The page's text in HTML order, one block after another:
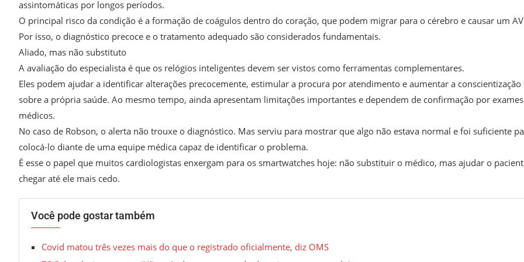
assintomáticas por longos períodos.
O principal risco da condição é a formação de coágulos dentro do coração, que podem migrar para o cérebro e causar um
Por isso, o diagnóstico precoce e o tratamento adequado são considerados fundamentais.
Aliado, mas não substituto
A avaliação do especialista é que os relógios inteligentes devem ser vistos como ferramentas complementares.
Eles podem ajudar a identificar alterações precocemente, estimular a procura por atendimento e aumentar a conscientização
sobre a própria saúde. Ao mesmo tempo, ainda apresentam limitações importantes e dependem de confirmação por exames
médicos.
No caso de Robson, o alerta não trouxe o diagnóstico. Mas serviu para mostrar que algo não estava normal e foi suficiente
colocá-lo diante de uma equipe médica capaz de identificar o problema.
É esse o papel que muitos cardiologistas enxergam para os smartwatches hoje: não substituir o médico, mas ajudar o
chegar até ele mais cedo.
Você pode gostar também
Covid matou três vezes mais do que o registrado oficialmente, diz OMS